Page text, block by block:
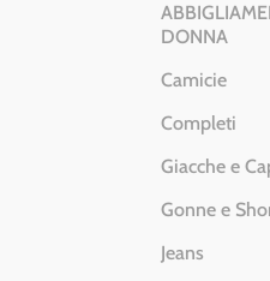
DONNA
Camicie
Completi
Giacche e
Gonne e
Jeans